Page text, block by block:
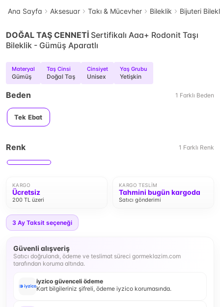
Ana Sayfa Aksesuar Takı & Mücevher Bileklik Bijuteri
DOĞAL TAŞ CENNETİ Sertifikalı Aaa+ Rodonit Taşı
Bileklik - Gümüş Aparatlı
Materyal
Gümüş
Taş Cinsi
Doğal Taş
Cinsiyet
Unisex
Yaş Grubu
Yetişkin
Beden 1 Farklı Beden
Tek Ebat
Renk 1 Farklı Renk
KARGO
Ücretsiz
200 TL üzeri
KARGO TESLIM
Tahmini bugün kargoda
Satıcı gönderimi
3 Ay Taksit seçeneği
Güvenli alışveriş
Satıcı doğrulandı, ödeme ve teslimat süreci gormeklazim.com
tarafından koruma altında.
iyzico güvenceli ödeme
Kart bilgileriniz şifreli, ödeme iyzico korumasında.